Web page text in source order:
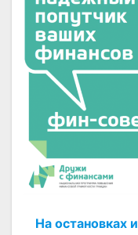
На остановках